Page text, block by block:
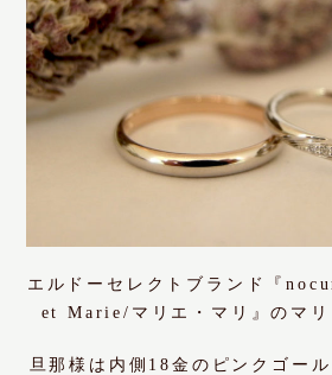
エルドーセレクトブランド『
et Marie/マリエ・マリ』のマリ
旦那様は内側18金のピンクゴー